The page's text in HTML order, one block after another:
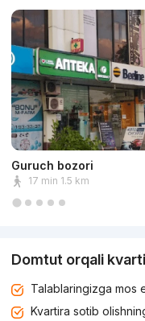
Guruch bozori
17 min 1.5 km
Domtut orqali
Talablaringizga mos
Kvartira sotib